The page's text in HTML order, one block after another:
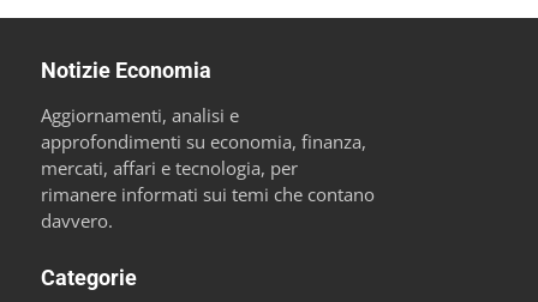
Notizie Economia
Aggiornamenti, analisi e
approfondimenti su economia, finanza,
mercati, affari e tecnologia, per
rimanere informati sui temi che contano
davvero.
Categorie